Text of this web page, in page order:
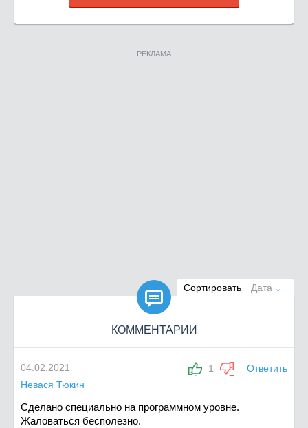
РЕКЛАМА
Сортировать Дата

КОММЕНТАРИИ
1 Ответить
04.02.2021
Невася Тюкин
Сделано специально на программном уровне.
Жаловаться бесполезно.